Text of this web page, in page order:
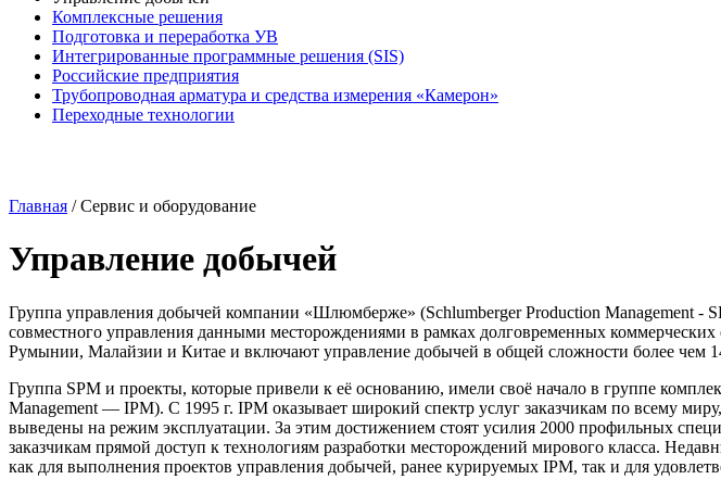
Комплексные решения
Подготовка и переработка УВ
Интегрированные программные решения (SIS)
Российские предприятия
Трубопроводная арматура и средства измерения «Камерон»
Переходные технологии
Главная /Сервис и оборудование
Управление добычей
Группа управления добычей компании «Шлюмберже» (Schlumberger Production Management -
совместного управления данными месторождениями в рамках долговременных
Румынии, Малайзии и Китае и включают управление добычей в общей сложности более чем
Группа SPM и проекты, которые привели к её основанию, имели своё начало в группе
Management — IPM). С 1995 г. IPM оказывает широкий спектр услуг заказчикам по всему
выведены на режим эксплуатации. За этим достижением стоят усилия 2000 профильных
заказчикам прямой доступ к технологиям разработки месторождений мирового класса.
как для выполнения проектов управления добычей, ранее курируемых IPM, так и для